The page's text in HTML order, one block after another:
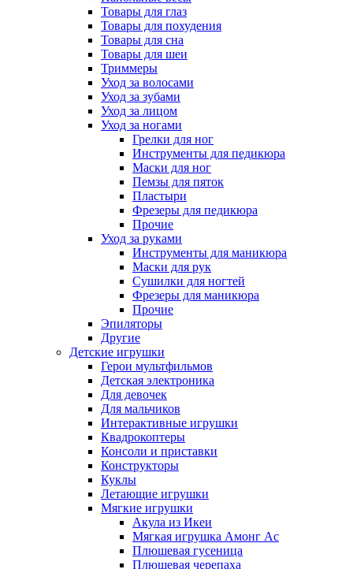
Товары для глаз
Товары для похудения
Товары для сна
Товары для шеи
Триммеры
Уход за волосами
Уход за зубами
Уход за лицом
Уход за ногами
Грелки для ног
Инструменты для педикюра
Маски для ног
Пемзы для пяток
Пластыри
Фрезеры для педикюра
Прочие
Уход за руками
Инструменты для маникюра
Маски для рук
Сушилки для ногтей
Фрезеры для маникюра
Прочие
Эпиляторы
Другие
Детские игрушки
Герои мультфильмов
Детская электроника
Для девочек
Для мальчиков
Интерактивные игрушки
Квадрокоптеры
Консоли и приставки
Конструкторы
Куклы
Летающие игрушки
Мягкие игрушки
Акула из Икеи
Мягкая игрушка Амонг Ас
Плюшевая гусеница
Плюшевая черепаха